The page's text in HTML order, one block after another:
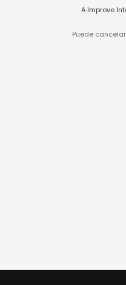
A Improve
Puede